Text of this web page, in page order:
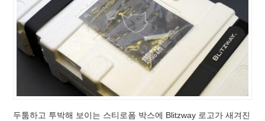
두툼하고 투박해 보이는 스티로폼 박스에 Blitzway 로고가 새겨진